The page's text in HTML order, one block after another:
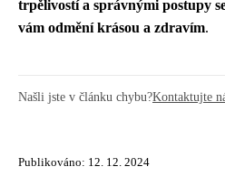
trpělivostí a správnými postupy
vám odmění krásou a zdravím.
Našli jste v článku chybu?Kontaktujte
Publikováno: 12. 12. 2024